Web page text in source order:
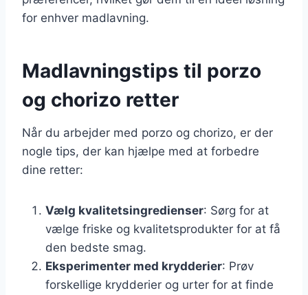
for enhver madlavning.
Madlavningstips til porzo
og chorizo retter
Når du arbejder med porzo og chorizo, er der
nogle tips, der kan hjælpe med at forbedre
dine retter:
Vælg kvalitetsingredienser: Sørg for at
vælge friske og kvalitetsprodukter for at få
den bedste smag.
Eksperimenter med krydderier: Prøv
forskellige krydderier og urter for at finde